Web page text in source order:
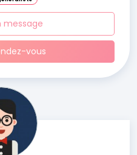
message
vous